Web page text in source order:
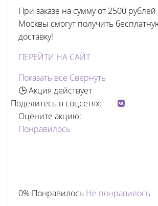
При заказе на сумму от 2500
Москвы смогут получить
доставку!
ПЕРЕЙТИ НА САЙТ
Показать все Свернуть
🕒 Акция действует
Поделитесь в соцсетях:
Оцените акцию:
Понравилось
0% Понравилось Не понравилось